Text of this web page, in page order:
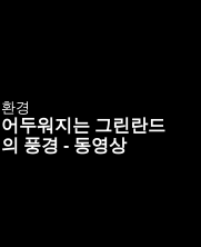
환경
어두워지는 그린란드
의 풍경 - 동영상